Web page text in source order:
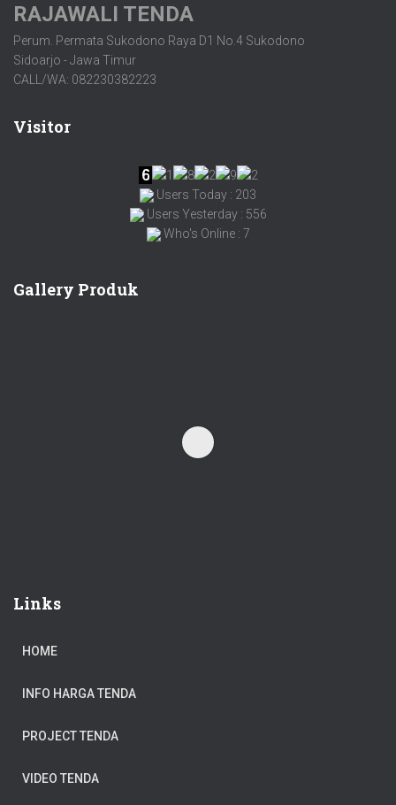
RAJAWALI TENDA
Perum. Permata Sukodono Raya D1 No.4 Sukodono
Sidoarjo - Jawa Timur
CALL/WA: 082230382223
Visitor
Users Today : 203
Users Yesterday : 556
Who's Online : 7
Gallery Produk
Links
HOME
INFO HARGA TENDA
PROJECT TENDA
VIDEO TENDA